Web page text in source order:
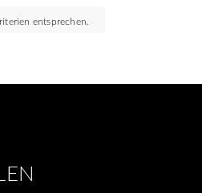
entsprechen.